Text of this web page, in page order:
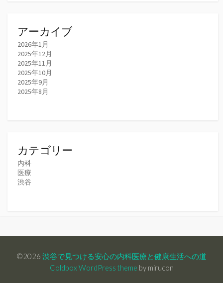
アーカイブ
2026年1月
2025年12月
2025年11月
2025年10月
2025年9月
2025年8月
カテゴリー
内科
医療
渋谷
©2026 渋谷で見つける安心の内科医療と健康生活への道
Coldbox WordPress theme by mirucon